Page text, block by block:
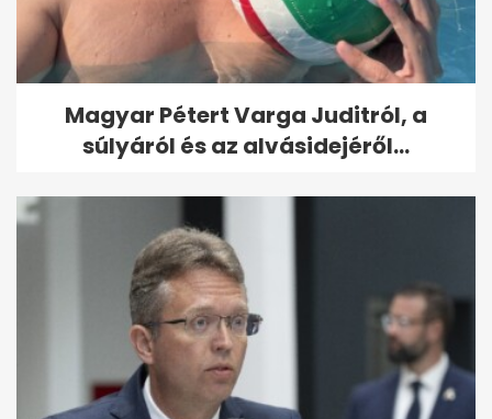
Magyar Pétert Varga Juditról, a
súlyáról és az alvásidejéről...